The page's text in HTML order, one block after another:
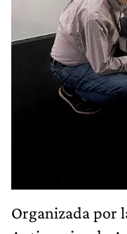
Organizada por